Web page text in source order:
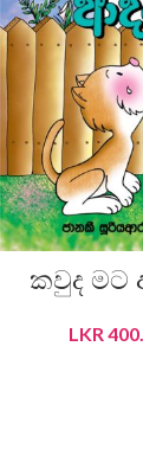
කවුද මට
LKR